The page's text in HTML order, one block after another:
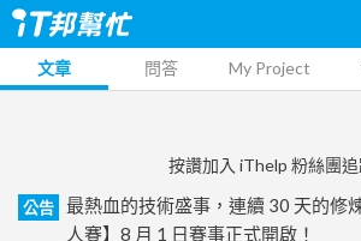
文章 問答 My Project
按讚加入 iThelp 粉絲團
公告
最熱血的技術盛事，連續 30 天的修
人賽】8 月 1 日賽事正式開啟！